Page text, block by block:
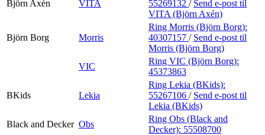
Björn Axén VITA 55269132 / Send e-post til
VITA (Björn Axén)
Björn Borg Morris
Ring Morris (Björn Borg):
40307157 / Send e-post til
Morris (Björn Borg)
VIC
Ring VIC (Björn Borg):
45373863
BKids Lekia
Ring Lekia (BKids):
55267106 / Send e-post til
Lekia (BKids)
Black and Decker Obs
Ring Obs (Black and
Decker): 55508700